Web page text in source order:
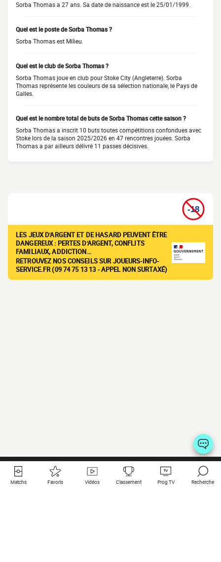
Sorba Thomas a 27 ans. Sa date de naissance est le 25/01/1999.
Quel est le poste de Sorba Thomas ?
Sorba Thomas est Milieu.
Quel est le club de Sorba Thomas ?
Sorba Thomas joue en club pour Stoke City (Angleterre). Sorba
Thomas représente les couleurs de sa sélection nationale, le Pays de
Galles.
Quel est le nombre total de buts de Sorba Thomas cette saison ?
Sorba Thomas a inscrit 10 buts toutes compétitions confondues avec
Stoke lors de la saison 2025/2026 en 47 rencontres jouées. Sorba
Thomas a par ailleurs délivré 11 passes décisives.
LES JEUX D'ARGENT ET DE HASARD PEUVENT ÊTRE
DANGEREUX : PERTES D'ARGENT, CONFLITS
FAMILIAUX, ADDICTION…
RETROUVEZ NOS CONSEILS SUR JOUEURS-INFO-
SERVICE.FR (09 74 75 13 13 - APPEL NON SURTAXÉ)
Matchs Favoris Vidéos Classement Prog TV Recherche